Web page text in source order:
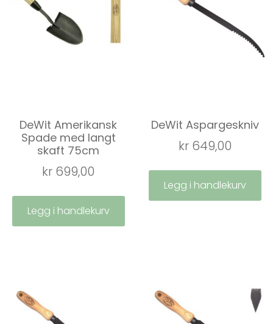
DeWit Amerikansk
Spade med langt
skaft 75cm
kr 699,00
Legg i handlekurv
DeWit Aspargeskniv
kr649,00
Legg i handlekurv